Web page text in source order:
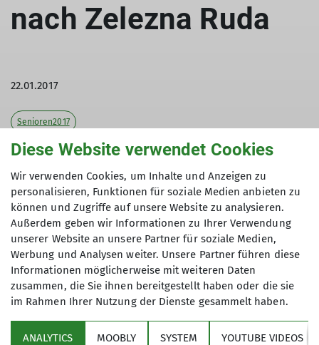
nach Zelezna Ruda
22.01.2017
Senioren2017
Tourenleiterin: Haunfellner Antonie
Teilnehmer: 8
Bei blauem Himmel und Sonnenschein
unternahmen einige DAV Senioren eine
Winterwanderung. Da die Busverbindung
zwischen Zwiesel und Lindberg nicht
funktionierte, fuhr man mit der Waldbahn weiter
Diese Website verwendet Cookies
Wir verwenden Cookies, um Inhalte und Anzeigen zu
personalisieren, Funktionen für soziale Medien anbieten zu
können und Zugriffe auf unsere Website zu analysieren.
Außerdem geben wir Informationen zu Ihrer Verwendung
unserer Website an unsere Partner für soziale Medien,
Werbung und Analysen weiter. Unsere Partner führen diese
Informationen möglicherweise mit weiteren Daten
zusammen, die Sie ihnen bereitgestellt haben oder die sie
im Rahmen Ihrer Nutzung der Dienste gesammelt haben.
ANALYTICS MOOBLY SYSTEM YOUTUBE VIDEOS